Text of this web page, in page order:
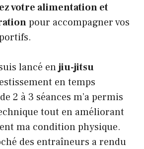
votre alimentation et
pour accompagner vos
lancé enjiu-jitsu
en temps
2 à 3 séances m’a permis
tout en améliorant
ma condition physique.
des entraîneurs a rendu